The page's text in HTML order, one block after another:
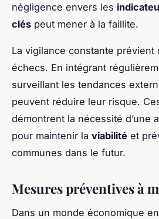
négligence envers les
clés peut mener à la faillite.
La vigilance constante prévient
échecs. En intégrant
surveillant les tendances
peuvent réduire leur risque.
démontrent la nécessité d’une
pour maintenir la viabilité et
communes dans le futur.
Mesures préventives à
Dans un monde économique